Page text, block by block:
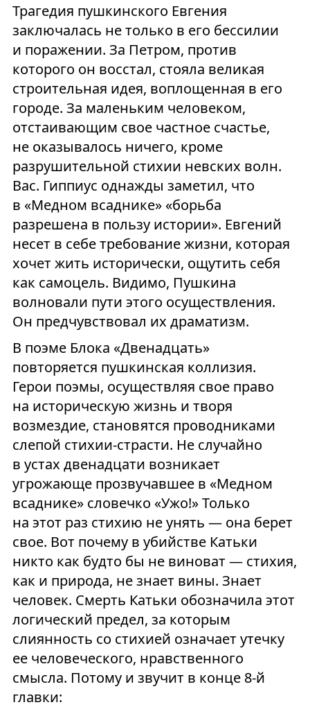
Трагедия пушкинского Евгения
заключалась не только в его бессилии
и поражении. За Петром, против
которого он восстал, стояла великая
строительная идея, воплощенная в его
городе. За маленьким человеком,
отстаивающим свое частное счастье,
не оказывалось ничего, кроме
разрушительной стихии невских волн.
Вас. Гиппиус однажды заметил, что
в «Медном всаднике» «борьба
разрешена в пользу истории». Евгений
несет в себе требование жизни, которая
хочет жить исторически, ощутить себя
как самоцель. Видимо, Пушкина
волновали пути этого осуществления.
Он предчувствовал их драматизм.
В поэме Блока «Двенадцать»
повторяется пушкинская коллизия.
Герои поэмы, осуществляя свое право
на историческую жизнь и творя
возмездие, становятся проводниками
слепой стихии-страсти. Не случайно
в устах двенадцати возникает
угрожающе прозвучавшее в «Медном
всаднике» словечко «Ужо!» Только
на этот раз стихию не унять — она берет
свое. Вот почему в убийстве Катьки
никто как будто бы не виноват — стихия,
как и природа, не знает вины. Знает
человек. Смерть Катьки обозначила этот
логический предел, за которым
слиянность со стихией означает утечку
ее человеческого, нравственного
смысла. Потому и звучит в конце 8-й
главки: